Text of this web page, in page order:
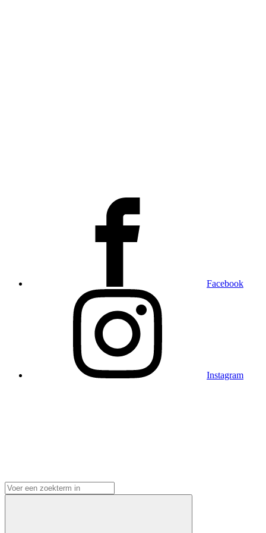
Facebook
Instagram